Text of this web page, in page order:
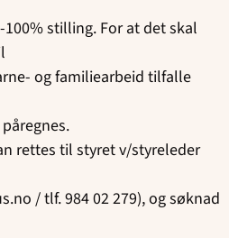
stilling. For at det skal
og familiearbeid tilfalle
rettes til styret v/styreleder
/ tlf. 984 02 279), og søknad